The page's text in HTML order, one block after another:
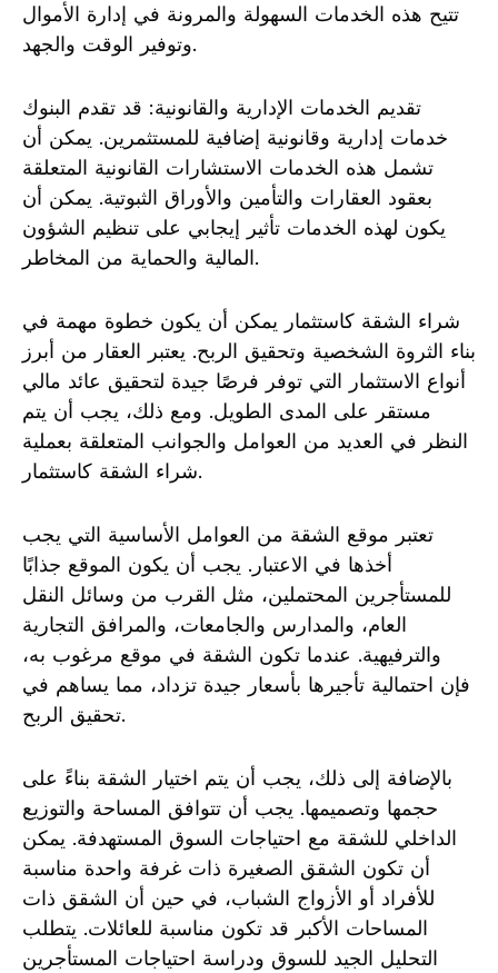
تتيح هذه الخدمات السهولة والمرونة في إدارة الأموال
وتوفير الوقت والجهد.
تقديم الخدمات الإدارية والقانونية: قد تقدم البنوك
خدمات إدارية وقانونية إضافية للمستثمرين. يمكن أن
تشمل هذه الخدمات الاستشارات القانونية المتعلقة
بعقود العقارات والتأمين والأوراق الثبوتية. يمكن أن
يكون لهذه الخدمات تأثير إيجابي على تنظيم الشؤون
المالية والحماية من المخاطر.
شراء الشقة كاستثمار يمكن أن يكون خطوة مهمة في
بناء الثروة الشخصية وتحقيق الربح. يعتبر العقار من أبرز
أنواع الاستثمار التي توفر فرصًا جيدة لتحقيق عائد مالي
مستقر على المدى الطويل. ومع ذلك، يجب أن يتم
النظر في العديد من العوامل والجوانب المتعلقة بعملية
شراء الشقة كاستثمار.
تعتبر موقع الشقة من العوامل الأساسية التي يجب
أخذها في الاعتبار. يجب أن يكون الموقع جذابًا
للمستأجرين المحتملين، مثل القرب من وسائل النقل
العام، والمدارس والجامعات، والمرافق التجارية
والترفيهية. عندما تكون الشقة في موقع مرغوب به،
فإن احتمالية تأجيرها بأسعار جيدة تزداد، مما يساهم في
تحقيق الربح.
بالإضافة إلى ذلك، يجب أن يتم اختيار الشقة بناءً على
حجمها وتصميمها. يجب أن تتوافق المساحة والتوزيع
الداخلي للشقة مع احتياجات السوق المستهدفة. يمكن
أن تكون الشقق الصغيرة ذات غرفة واحدة مناسبة
للأفراد أو الأزواج الشباب، في حين أن الشقق ذات
المساحات الأكبر قد تكون مناسبة للعائلات. يتطلب
التحليل الجيد للسوق ودراسة احتياجات المستأجرين